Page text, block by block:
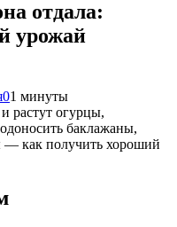
отдала:
урожай
01 минуты
растут огурцы,
баклажаны,
— как получить хороший